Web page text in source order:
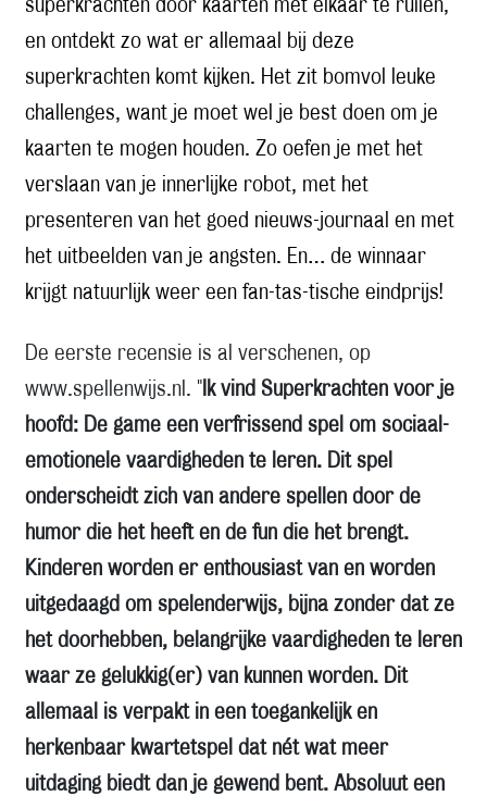
superkrachten door kaarten met elkaar te ruilen,
en ontdekt zo wat er allemaal bij deze
superkrachten komt kijken. Het zit bomvol leuke
challenges, want je moet wel je best doen om je
kaarten te mogen houden. Zo oefen je met het
verslaan van je innerlijke robot, met het
presenteren van het goed nieuws-journaal en met
het uitbeelden van je angsten. En… de winnaar
krijgt natuurlijk weer een fan-tas-tische eindprijs!
De eerste recensie is al verschenen, op
www.spellenwijs.nl . " Ik vind Superkrachten voor je
hoofd: De game een verfrissend spel om sociaal-
emotionele vaardigheden te leren. Dit spel
onderscheidt zich van andere spellen door de
humor die het heeft en de fun die het brengt.
Kinderen worden er enthousiast van en worden
uitgedaagd om spelenderwijs, bijna zonder dat ze
het doorhebben, belangrijke vaardigheden te leren
waar ze gelukkig(er) van kunnen worden. Dit
allemaal is verpakt in een toegankelijk en
herkenbaar kwartetspel dat nét wat meer
uitdaging biedt dan je gewend bent. Absoluut een